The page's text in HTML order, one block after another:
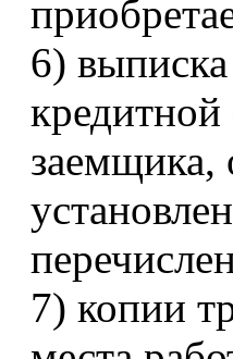
6)
кредитной
заемщика,
7) копии